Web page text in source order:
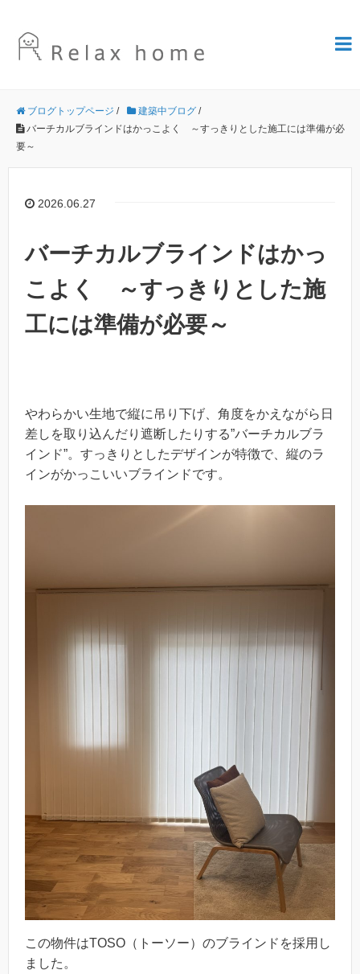
ブログトップページ / 建築中ブログ /
バーチカルブラインドはかっこよく ～すっきりとした施工には準備が必
要～
2026.06.27
バーチカルブラインドはかっ
こよく ～すっきりとした施
工には準備が必要～
やわらかい生地で縦に吊り下げ、角度をかえながら日
差しを取り込んだり遮断したりする”バーチカルブラ
インド”。すっきりとしたデザインが特徴で、縦のラ
インがかっこいいブラインドです。
この物件はTOSO（トーソー）のブラインドを採用し
ました。